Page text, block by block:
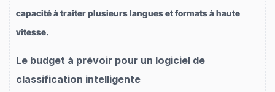
capacité à traiter plusieurs langues et formats à haute
vitesse.
Le budget à prévoir pour un logiciel de
classification intelligente